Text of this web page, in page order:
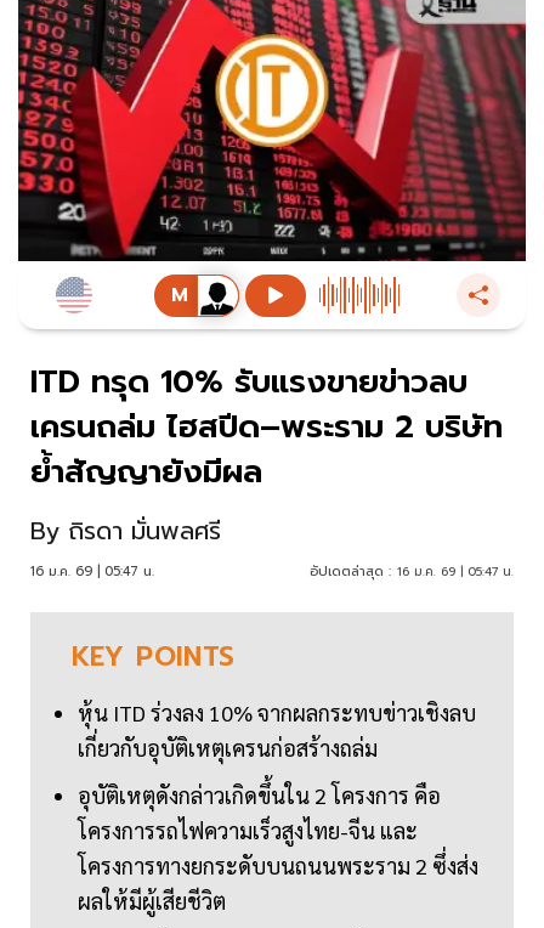
ITD ทรุด 10% รับแรงขายข่าวลบ
เครนถล่ม ไฮสปีด–พระราม 2 บริษัท
ย้ำสัญญายังมีผล
By ถิรดา มั่นพลศรี
16 ม.ค. 69 | 05:47 น. อัปเดตล่าสุด : 16 ม.ค. 69 | 05:47 น.
KEY POINTS
หุ้น ITD ร่วงลง 10% จากผลกระทบข่าวเชิงลบ
เกี่ยวกับอุบัติเหตุเครนก่อสร้างถล่ม
อุบัติเหตุดังกล่าวเกิดขึ้นใน 2 โครงการ คือ
โครงการรถไฟความเร็วสูงไทย-จีน และ
โครงการทางยกระดับบนถนนพระราม 2 ซึ่งส่ง
ผลให้มีผู้เสียชีวิต